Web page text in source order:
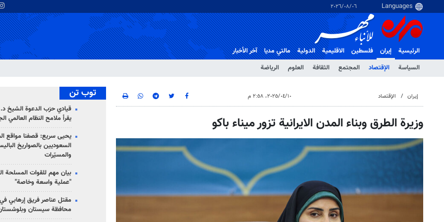
٠٦‏/٠٨‏/٢٠٢٦
الرئيسية
إيران
السياسة
الإقتصاد المجتمع الثقافة العلوم الرياضة
فلسطین الاقلیمیة الدولية مالتي مدیا آخر الأخبار
إيران الإقتصاد ١٠‏/٠٤‏/٢٠٢٥، ٢:٥٨ م
وزيرة الطرق وبناء المدن الايرانية تزور ميناء باكو
توب تن
قيادي حزب الدعوة الشيخ
يقرأ ملامح النظام العالمي
يحيى سريع: قصفنا مواقع
السعوديين بالصواريخ
والمسيّرات
بيان مهم للقوات المسلحة
"عملية واسعة وخاصة"
مقتل عناصر فريق إرهابي
محافظة سيستان